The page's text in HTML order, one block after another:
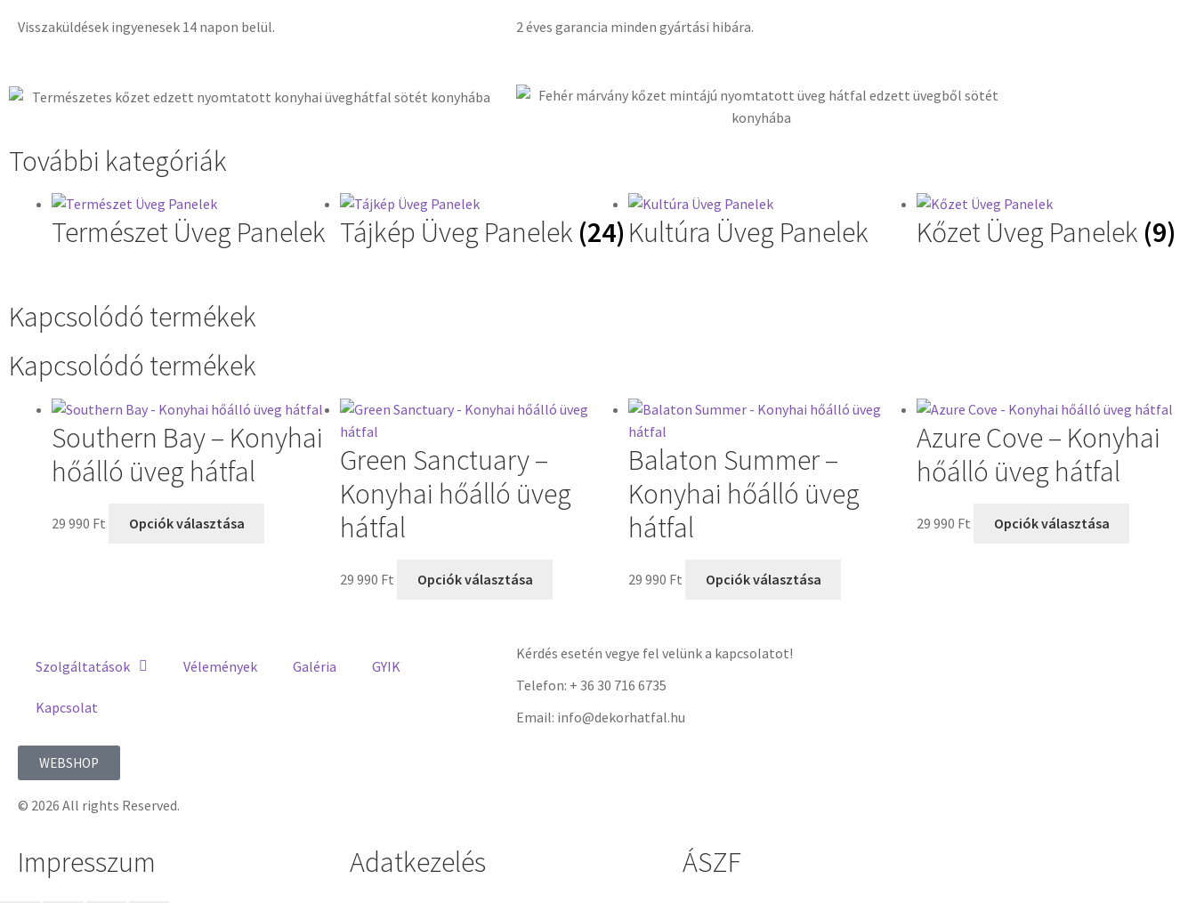
Visszaküldések ingyenesek 14 napon belül. 2 éves garancia minden gyártási hibára.
További kategóriák
Természet Üveg Panelek Tájkép Üveg Panelek (24) Kultúra Üveg Panelek Kőzet Üveg Panelek (9)
Kapcsolódó termékek
Kapcsolódó termékek
Southern Bay – Konyhai
hőálló üveg hátfal
29 990 Ft Opciók választása
Green Sanctuary –
Konyhai hőálló üveg
hátfal
29 990 Ft Opciók választása
Balaton Summer –
Konyhai hőálló üveg
hátfal
29 990 Ft Opciók választása
Azure Cove – Konyhai
hőálló üveg hátfal
29 990 Ft Opciók választása
Szolgáltatások Vélemények Galéria GYIK
Kapcsolat
WEBSHOP
Kérdés esetén vegye fel velünk a kapcsolatot!
Telefon: + 36 30 716 6735
Email: info@dekorhatfal.hu
© 2026 All rights Reserved.
Impresszum Adatkezelés ÁSZF